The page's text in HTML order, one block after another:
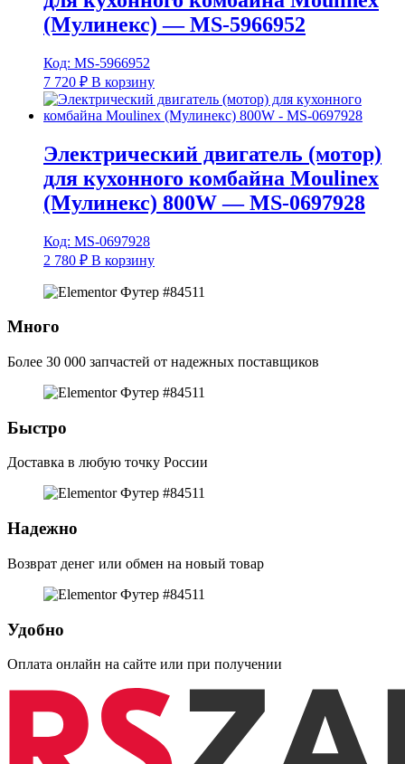
(Мулинекс) — MS-5966952
Код: MS-5966952
7 720 ₽ В корзину
Электрический двигатель (мотор)
для кухонного комбайна Moulinex
(Мулинекс) 800W — MS-0697928
Код: MS-0697928
2 780 ₽ В корзину
Много
Более 30 000 запчастей от надежных поставщиков
Быстро
Доставка в любую точку России
Надежно
Возврат денег или обмен на новый товар
Удобно
Оплата онлайн на сайте или при получении